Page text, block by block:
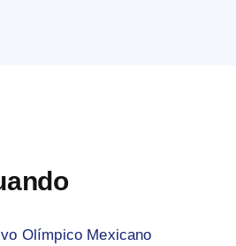
Olímpico Mexicano